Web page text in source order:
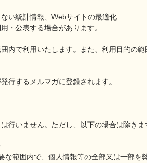
い統計情報、Webサイトの最適化
・公表する場合があります。
内で利用いたします。また、利用目的の
行するメルマガに登録されます。
行いません。ただし、以下の場合は除きま
な範囲内で、個人情報等の全部又は一部